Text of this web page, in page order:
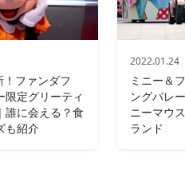
ファンダフ
限定グリーティ
誰に会える？食
も紹介
2022.01.24
ミニー＆
ングパレ
ニーマウ
ランド